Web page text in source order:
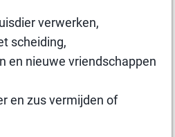
verwerken,
scheiding,
en nieuwe vriendschappen
en zus vermijden of